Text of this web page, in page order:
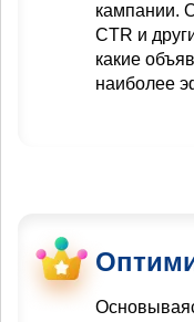
кампании.
CTR и
какие
наиболее